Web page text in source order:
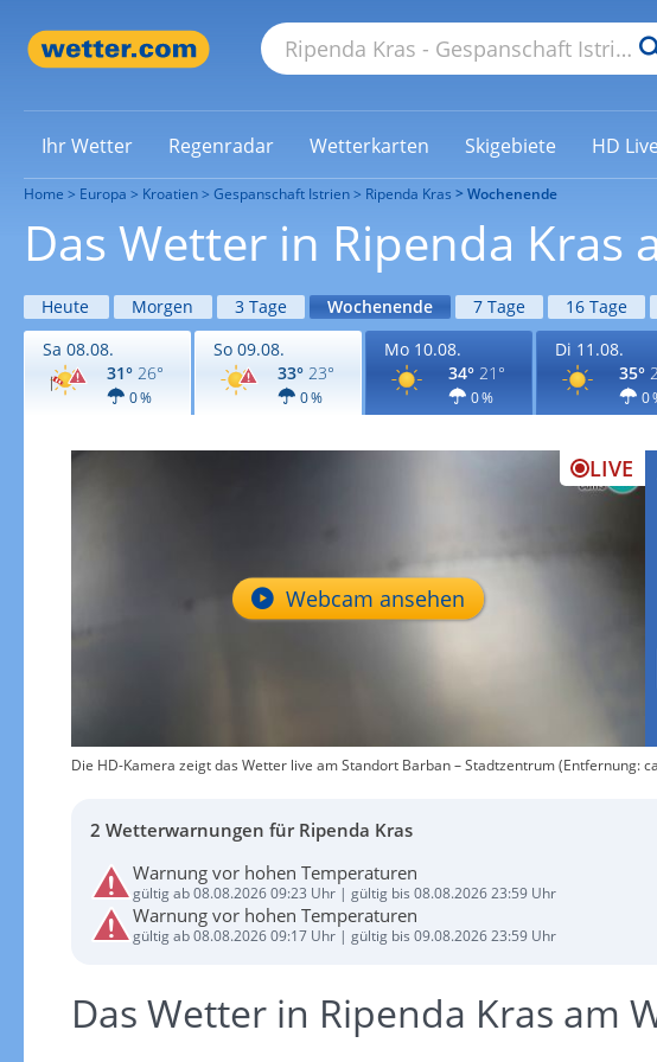
Ihr Wetter Regenradar Wetterkarten Skigebiete HD
Home Europa Kroatien Gespanschaft Istrien Ripenda Kras Wochenende
Das Wetter in Ripenda Kras
Heute Morgen 3 Tage Wochenende 7 Tage 16 Tage
Sa 08.08.
31° 26°
0 %
So 09.08.
33° 23°
0 %
Mo 10.08.
34° 21°
0 %
Di 11.08.
35°
0
LIVE
Webcam ansehen
Die HD-Kamera zeigt das Wetter live am Standort Barban – Stadtzentrum (Entfernung:
2 Wetterwarnungen für Ripenda Kras
Warnung vor hohen Temperaturen
gültig ab 08.08.2026 09:23 Uhr | gültig bis 08.08.2026 23:59 Uhr
Warnung vor hohen Temperaturen
gültig ab 08.08.2026 09:17 Uhr | gültig bis 09.08.2026 23:59 Uhr
Das Wetter in Ripenda Kras am